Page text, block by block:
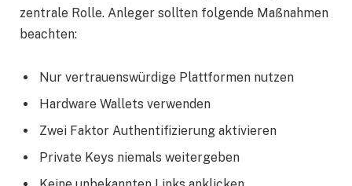
zentrale Rolle. Anleger sollten folgende Maßnahmen
beachten:
Nur vertrauenswürdige Plattformen nutzen
Hardware Wallets verwenden
Zwei Faktor Authentifizierung aktivieren
Private Keys niemals weitergeben